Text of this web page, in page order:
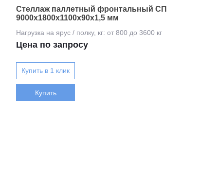
Стеллаж паллетный фронтальный СП
9000х1800х1100х90х1,5 мм
Цена по запросу
Купить